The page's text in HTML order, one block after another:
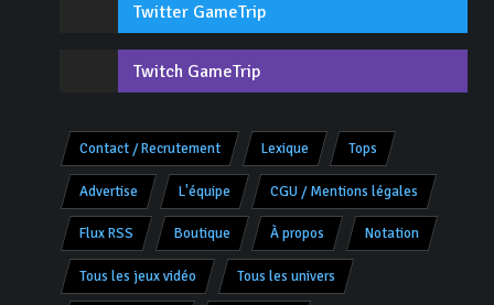
Twitter GameTrip
Twitch GameTrip
Contact / Recrutement Lexique Tops
Advertise L'équipe CGU / Mentions légales
Flux RSS Boutique À propos Notation
Tous les jeux vidéo Tous les univers